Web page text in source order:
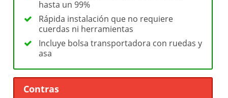
hasta un 99%
Rápida instalación que no requiere
cuerdas ni herramientas
Incluye bolsa transportadora con ruedas y
asa
Contras